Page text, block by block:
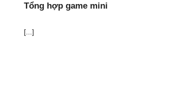
Tổng hợp game mini
[...]